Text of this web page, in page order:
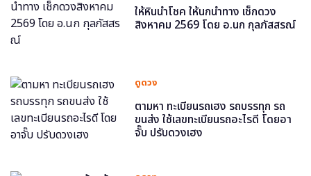
ให้หินนำโชค ให้นกนำทาง เช็กดวง
สิงหาคม 2569 โดย อ.นก กุลภัสสรณ์
ดูดวง
ตามหา ทะเบียนรถเฮง รถบรรทุก รถ
ขนส่ง ใช้เลขทะเบียนรถอะไรดี โดยอา
จั๊บ ปรับดวงเฮง